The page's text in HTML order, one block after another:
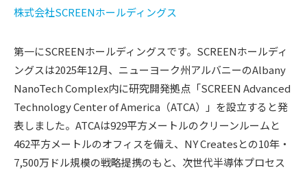
株式会社SCREENホールディングス
第一にSCREENホールディングスです。SCREENホールディ
ングスは2025年12月、ニューヨーク州アルバニーのAlbany
NanoTech Complex内に研究開発拠点「SCREEN Advanced
Technology Center of America（ATCA）」を設立すると発
表しました。ATCAは929平方メートルのクリーンルームと
462平方メートルのオフィスを備え、NY Createsとの10年・
7,500万ドル規模の戦略提携のもと、次世代半導体プロセス